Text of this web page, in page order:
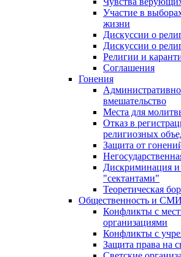
Участие в
жизни
Дискуссии о
Дискуссии о
Религии и
Соглашения
Гонения
вмешательство
Места для
Отказ в
религиозных
Защита от
Дискриминация и
"сектантами"
Теоретическая
Общественность и СМИ
Конфликты с
организациями
Конфликты с
Защита права на